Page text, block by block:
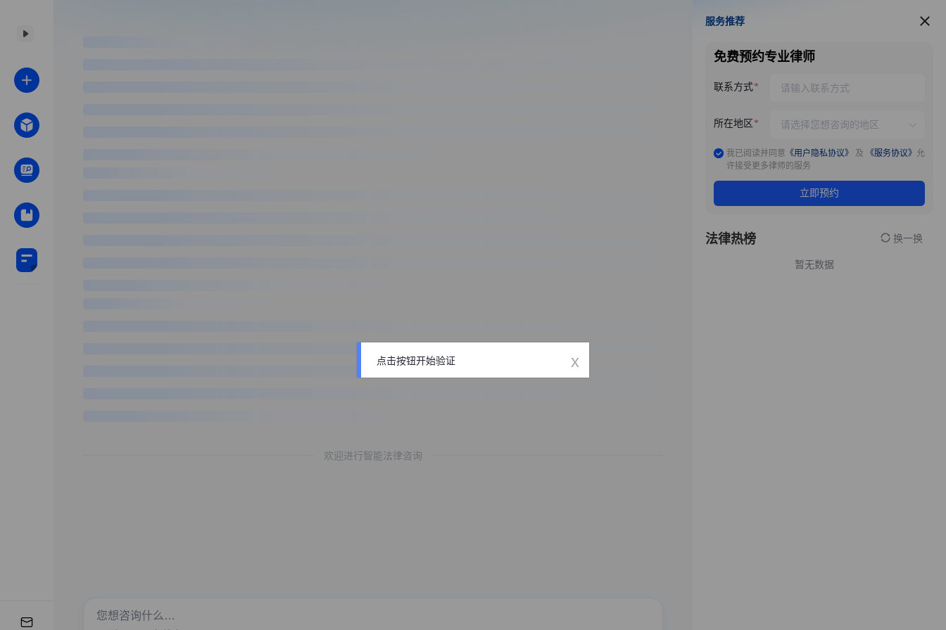
欢迎进行智能法律咨询
服务推荐
服务推荐
免费预约专业律师
联系方式
所在地区
我已阅读并同意 《用户隐私协议》 及 《服务协议》 允
许接受更多律师的服务
立即预约
法律热榜 换一换
暂无数据
点击按钮开始验证 x